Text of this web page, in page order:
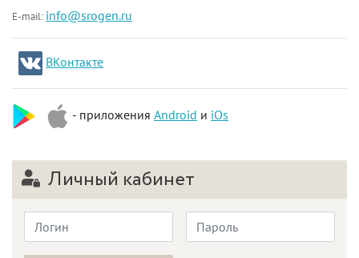
E-mail: info@srogen.ru
ВКонтакте
- приложения Android и iOs
Личный кабинет